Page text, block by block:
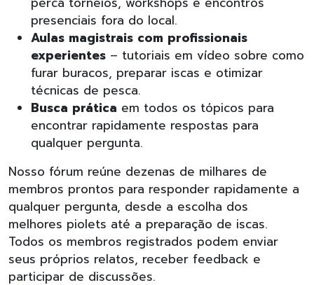
presenciais fora do local.
Aulas magistrais com profissionais
experientes – tutoriais em vídeo sobre como
furar buracos, preparar iscas e otimizar
técnicas de pesca.
Busca prática em todos os tópicos para
encontrar rapidamente respostas para
qualquer pergunta.
Nosso fórum reúne dezenas de milhares de
membros prontos para responder rapidamente a
qualquer pergunta, desde a escolha dos
melhores piolets até a preparação de iscas.
Todos os membros registrados podem enviar
seus próprios relatos, receber feedback e
participar de discussões.